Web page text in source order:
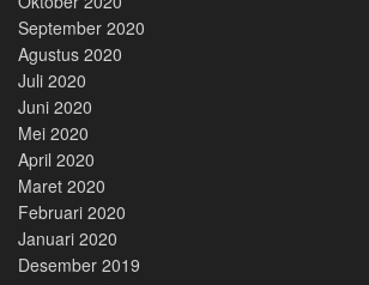
September 2020
Agustus 2020
Juli 2020
Juni 2020
Mei 2020
April 2020
Maret 2020
Februari 2020
Januari 2020
Desember 2019